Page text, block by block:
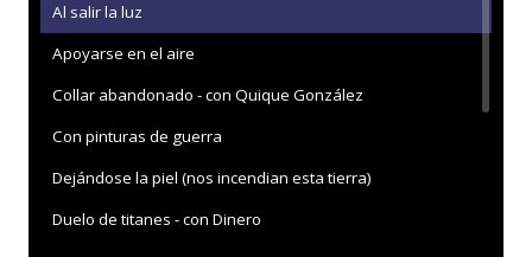
Al salir la luz
Apoyarse en el aire
Collar abandonado - con Quique González
Con pinturas de guerra
Dejándose la piel (nos incendian esta tierra)
Duelo de titanes - con Dinero